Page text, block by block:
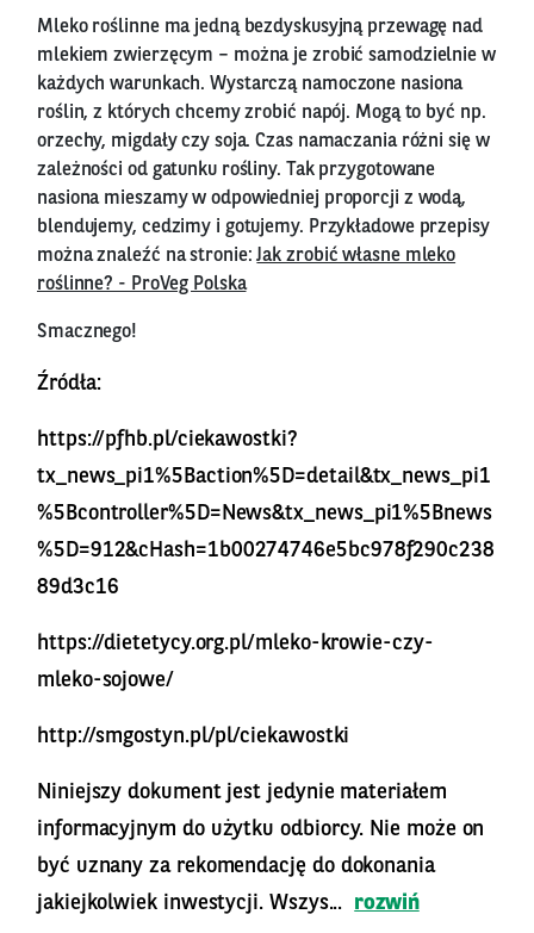
Mleko roślinne ma jedną bezdyskusyjną przewagę nad
mlekiem zwierzęcym – można je zrobić samodzielnie w
każdych warunkach. Wystarczą namoczone nasiona
roślin, z których chcemy zrobić napój. Mogą to być np.
orzechy, migdały czy soja. Czas namaczania różni się w
zależności od gatunku rośliny. Tak przygotowane
nasiona mieszamy w odpowiedniej proporcji z wodą,
blendujemy, cedzimy i gotujemy. Przykładowe przepisy
można znaleźć na stronie:Jak zrobić własne mleko
roślinne? - ProVeg Polska
Smacznego!
Źródła:
https://pfhb.pl/ciekawostki?
tx_news_pi1%5Baction%5D=detail&tx_news_pi1
%5Bcontroller%5D=News&tx_news_pi1%5Bnews
%5D=912&cHash=1b00274746e5bc978f290c238
89d3c16
https://dietetycy.org.pl/mleko-krowie-czy-
mleko-sojowe/
http://smgostyn.pl/pl/ciekawostki
Niniejszy dokument jest jedynie materiałem
informacyjnym do użytku odbiorcy. Nie może on
być uznany za rekomendację do dokonania
jakiejkolwiek inwestycji. Wszys...
rozwiń